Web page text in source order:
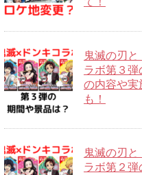
鬼滅の刃と
ラボ第３弾
の内容や実
も！
鬼滅の刃と
ラボ第２弾